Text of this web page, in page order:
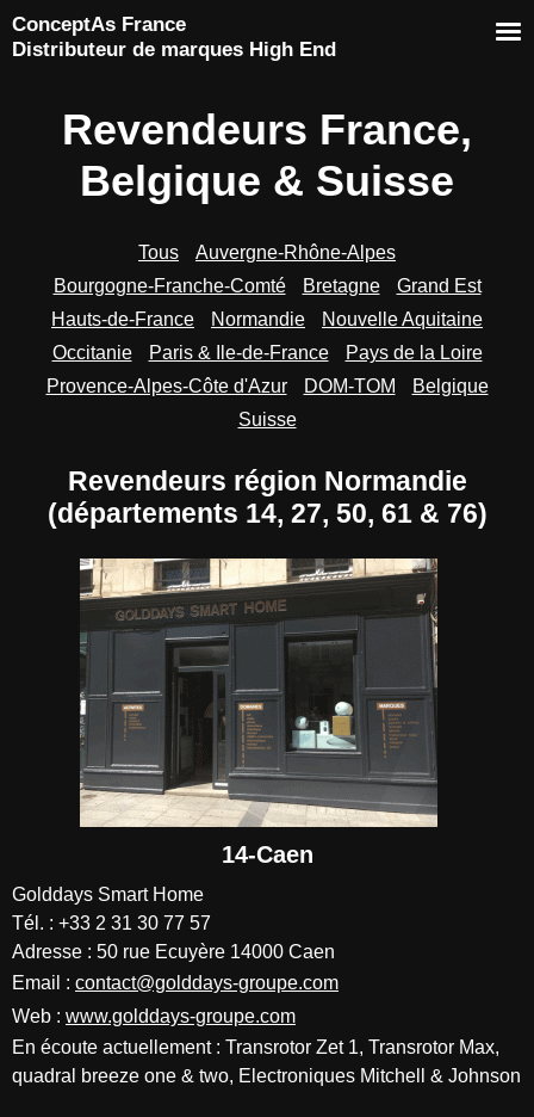
ConceptAs France
Distributeur de marques High End
Revendeurs France,
Belgique & Suisse
Tous
Auvergne-Rhône-Alpes
Bourgogne-Franche-Comté
Bretagne
Grand Est
Hauts-de-France
Normandie
Nouvelle Aquitaine
Occitanie
Paris & Ile-de-France
Pays de la Loire
Provence-Alpes-Côte d'Azur
DOM-TOM
Belgique
Suisse
Revendeurs région Normandie
(départements 14, 27, 50, 61 & 76)
14-Caen
Golddays Smart Home
Tél. : +33 2 31 30 77 57
Adresse : 50 rue Ecuyère 14000 Caen
Email : contact@golddays-groupe.com
Web : www.golddays-groupe.com
En écoute actuellement : Transrotor Zet 1, Transrotor Max,
quadral breeze one & two, Electroniques Mitchell & Johnson